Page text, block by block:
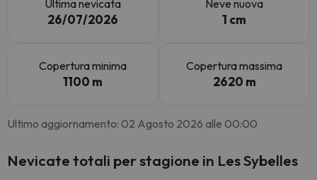
Ultima nevicata
26/07/2026
Neve nuova
1 cm
Copertura minima
1100 m
Copertura massima
2620 m
Ultimo aggiornamento: 02 Agosto 2026 alle 00:00
Nevicate totali per stagione in Les Sybelles